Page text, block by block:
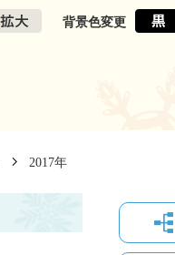
背景色変更
2017年